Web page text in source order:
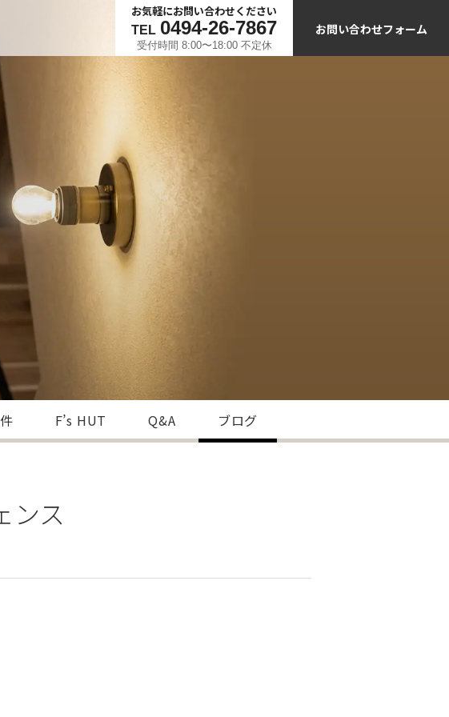
お気軽にお問い合わせください
TEL 0494-26-7867
受付時間 8:00〜18:00 不定休
お問い合わせフォーム
F’s HUT Q&A ブログ
ンス